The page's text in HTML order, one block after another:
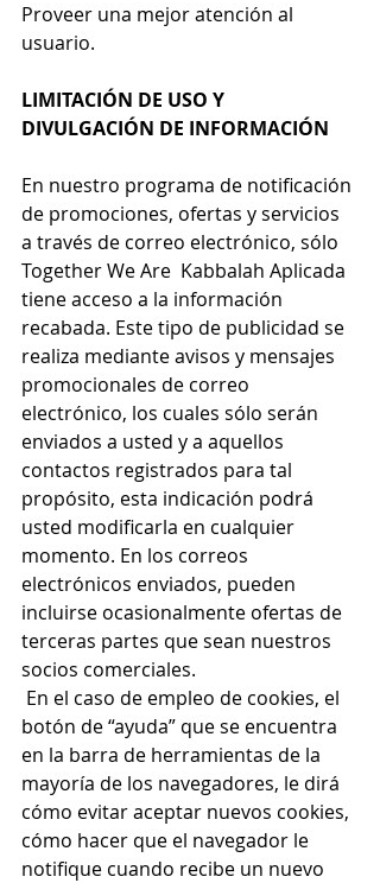
Proveer una mejor atención al
usuario.
LIMITACIÓN DE USO Y
DIVULGACIÓN DE INFORMACIÓN
En nuestro programa de notificación
de promociones, ofertas y servicios
a través de correo electrónico, sólo
Together We Are
  Kabbalah Aplicada
tiene acceso a la información
recabada. Este tipo de publicidad se
realiza mediante avisos y mensajes
promocionales de correo
electrónico, los cuales sólo serán
enviados a usted y a aquellos
contactos registrados para tal
propósito, esta indicación podrá
usted modificarla en cualquier
momento. En los correos
electrónicos enviados, pueden
incluirse ocasionalmente ofertas de
terceras partes que sean nuestros
socios comerciales.
botón de “ayuda” que se encuentra
en la barra de herramientas de la
mayoría de los navegadores, le dirá
cómo evitar aceptar nuevos cookies,
cómo hacer que el navegador le
notifique cuando recibe un nuevo